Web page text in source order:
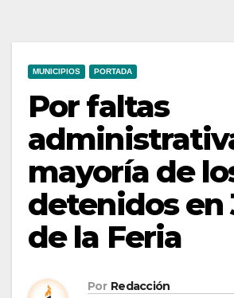
MUNICIPIOS PORTADA
Por faltas
mayoría de
detenidos en
de la Feria
Por Redacción